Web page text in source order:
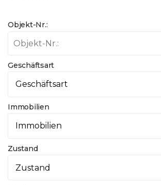
Objekt-Nr.:
Geschäftsart
Immobilien
Zustand